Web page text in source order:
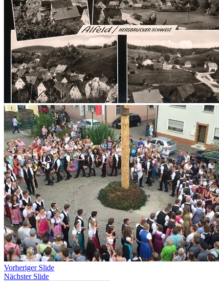
Vorheriger Slide
Nächster Slide